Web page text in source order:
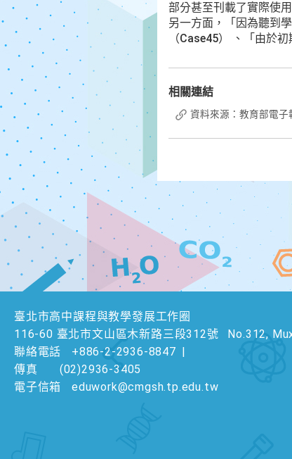
部分甚至刊載了實際使
另一方面，「因為聽到
（Case45） 、「由於
相關連結
資料來源：教育部電子
臺北市高中課程與教學發展工作圈
116-60 臺北市文山區木新路三段312號
No.312,
聯絡電話
+886-2-2936-8847 |
傳真
(02)2936-3405
電子信箱
eduwork@cmgsh.tp.edu.tw